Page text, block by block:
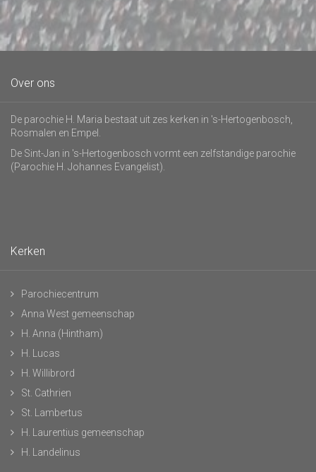
Over ons
De parochie H. Maria bestaat uit zes kerken in 's-Hertogenbosch,
Rosmalen en Empel.
De Sint-Jan in 's-Hertogenbosch vormt een zelfstandige parochie
(Parochie H. Johannes Evangelist).
Kerken
Parochiecentrum
Anna West gemeenschap
H. Anna (Hintham)
H. Lucas
H. Willibrord
St. Cathrien
St. Lambertus
H. Laurentius gemeenschap
H. Landelinus